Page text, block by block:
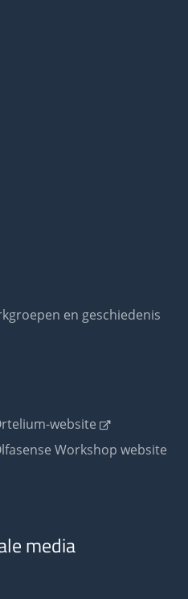
en geschiedenis
website
Workshop website
media